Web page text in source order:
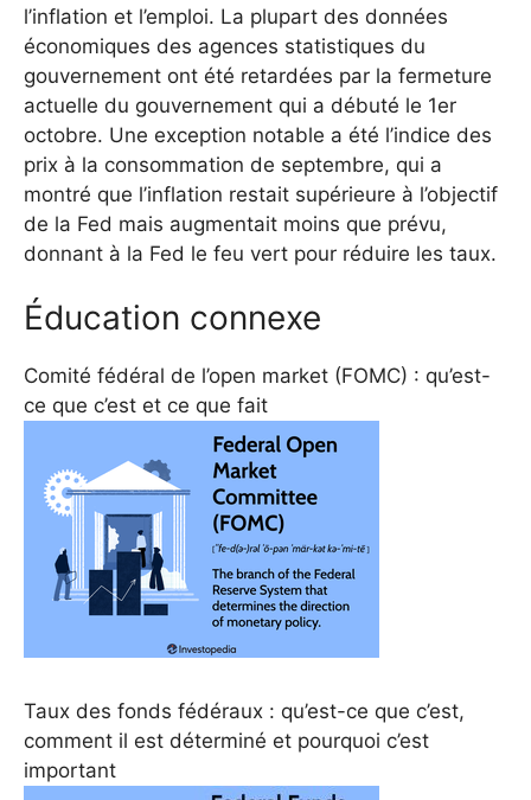
l’inflation et l’emploi. La plupart des données
économiques des agences statistiques du
gouvernement ont été retardées par la fermeture
actuelle du gouvernement qui a débuté le 1er
octobre. Une exception notable a été l’indice des
prix à la consommation de septembre, qui a
montré que l’inflation restait supérieure à l’objectif
de la Fed mais augmentait moins que prévu,
donnant à la Fed le feu vert pour réduire les taux.
Éducation connexe
Comité fédéral de l’open market (FOMC) : qu’est-
ce que c’est et ce que fait
Taux des fonds fédéraux : qu’est-ce que c’est,
comment il est déterminé et pourquoi c’est
important